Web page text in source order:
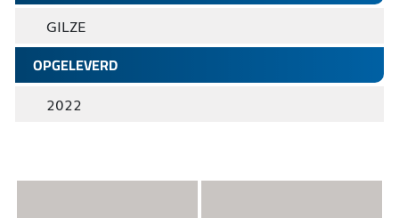
GILZE
OPGELEVERD
2022